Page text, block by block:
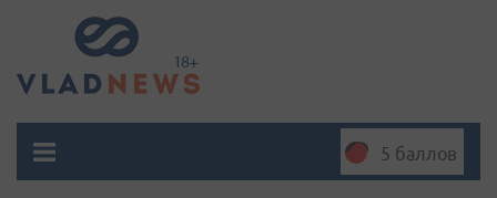
5 баллов